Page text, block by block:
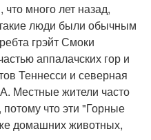
много лет назад,
люди были обычным
грэйт Смоки
аппалачских гор и
Теннесси и северная
Местные жители часто
потому что эти "Горные
домашних животных,